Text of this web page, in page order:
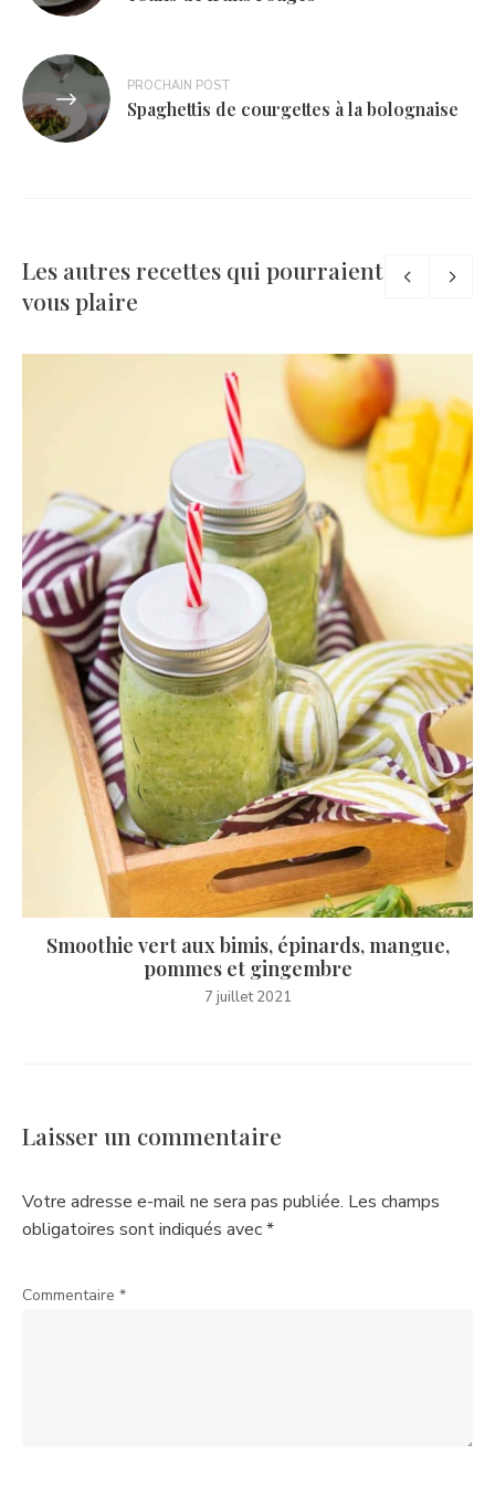
l’article
PROCHAIN POST
Spaghettis de courgettes à la bolognaise
Les autres recettes qui pourraient
vous plaire
Smoothie vert aux bimis, épinards, mangue,
pommes et gingembre
7 juillet 2021
Laisser un commentaire
Votre adresse e-mail ne sera pas publiée. Les champs
obligatoires sont indiqués avec*
Commentaire *